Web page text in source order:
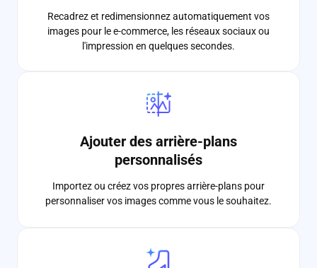
Recadrez et redimensionnez automatiquement vos
images pour le e-commerce, les réseaux sociaux ou
l'impression en quelques secondes.
Ajouter des arrière-plans
personnalisés
Importez ou créez vos propres arrière-plans pour
personnaliser vos images comme vous le souhaitez.